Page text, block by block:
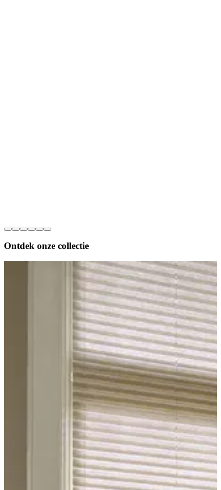
Ontdek onze collectie